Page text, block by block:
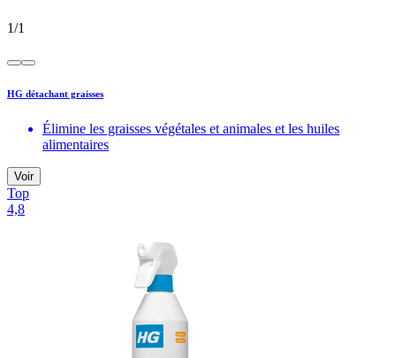
1/1
HG détachant graisses
Élimine les graisses végétales et animales et les huiles
alimentaires
Voir
Top
4,8